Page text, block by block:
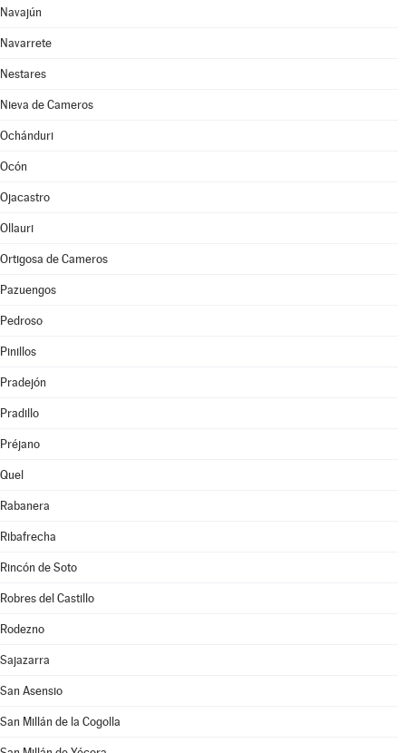
Navajún
Navarrete
Nestares
Nieva de Cameros
Ochánduri
Ocón
Ojacastro
Ollauri
Ortigosa de Cameros
Pazuengos
Pedroso
Pinillos
Pradejón
Pradillo
Préjano
Quel
Rabanera
Ribafrecha
Rincón de Soto
Robres del Castillo
Rodezno
Sajazarra
San Asensio
San Millán de la Cogolla